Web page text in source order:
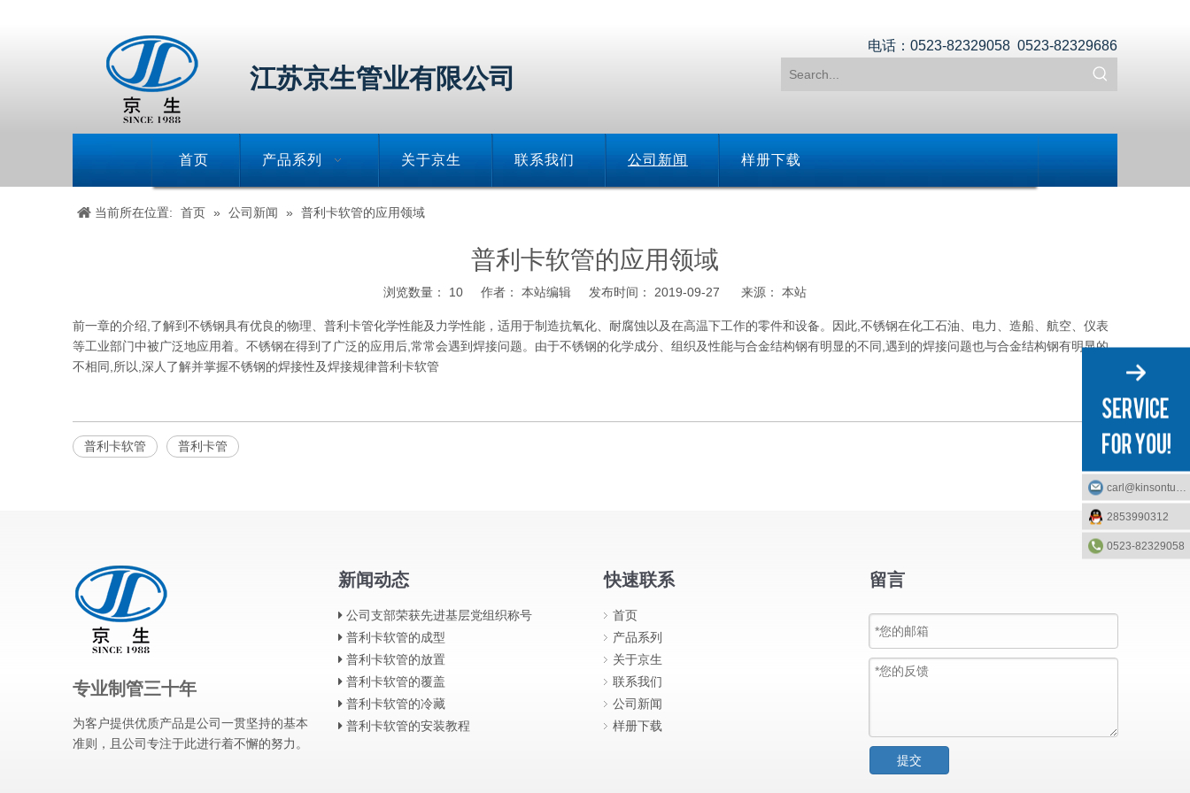
江苏京生管业有限公司
电话：0523-82329058 0523-82329686
首页 产品系列 关于京生 联系我们 公司新闻 样册下载
当前所在位置: 首页 » 公司新闻 » 普利卡软管的应用领域
普利卡软管的应用领域
浏览数量： 10 作者： 本站编辑 发布时间： 2019-09-27 来源： 本站
["wechat","weibo","qzone","douban","email"]
前一章的介绍,了解到不锈钢具有优良的物理、 普利卡管化学性能及力学性能，适用于制造抗氧化、耐腐蚀以及在高温下工作的零件和设备。因此,不锈钢在化工石油、电力、造船、航空、仪表
等工业部门中被广泛地应用着。不锈钢在得到了广泛的应用后,常常会遇到焊接问题。由于不锈钢的化学成分、组织及性能与合金结构钢有明显的不同,遇到的焊接问题也与合金结构钢有明显的
不相同,所以,深人了解并掌握不锈钢的焊接性及焊接规律普利卡软管
普利卡软管 普利卡管
2853990312
0523-82329058
专业制管三十年
为客户提供优质产品是公司一贯坚持的基本
准则，且公司专注于此进行着不懈的努力。
新闻动态
公司支部荣获先进基层党组织称号
普利卡软管的成型
普利卡软管的放置
普利卡软管的覆盖
普利卡软管的冷藏
普利卡软管的安装教程
快速联系
首页
产品系列
关于京生
联系我们
公司新闻
样册下载
留言
提交